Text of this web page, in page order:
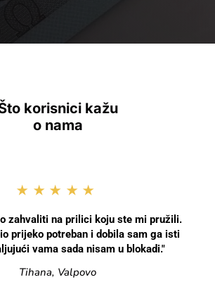
korisnici kažu
o nama
★★★★★
zahvaliti na prilici koju ste mi pružili.
prijeko potreban i dobila sam ga isti
vama sada nisam u blokadi."
Tihana, Valpovo